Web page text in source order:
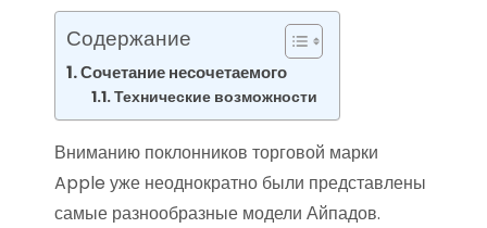
Содержание
Сочетание несочетаемого
Технические возможности
Вниманию поклонников торговой марки
Apple уже неоднократно были представлены
самые разнообразные модели Айпадов.